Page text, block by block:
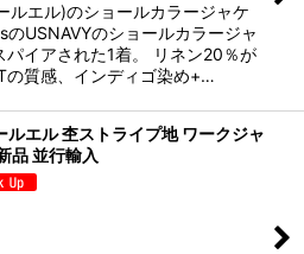
ルエル)のショールカラージャケ
のUSNAVYのショールカラージャ
パイアされた1着。 リネン20％が
の質感、インディゴ染め+…
ルエル 杢ストライプ地 ワークジャ
品 並行輸入